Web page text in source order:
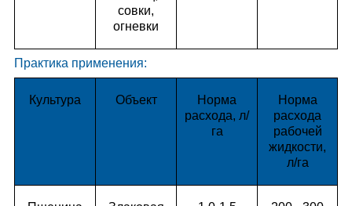
совки,
огневки
Практика применения:
Культура Объект
Норма
расхода, л/
га
Норма
расхода
рабочей
жидкости,
л/га